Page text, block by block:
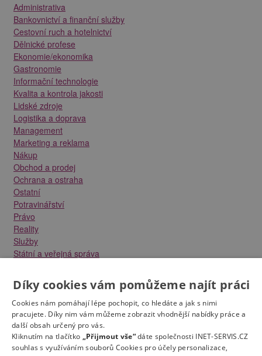
Administrativa
Bankovnictví a finanční služby
Cestovní ruch a hotelnictví
Dělnické profese
Ekonomie/ekonomika
Gastronomie
Informační technologie
Kvalita a kontrola jakosti
Lidské zdroje
Logistika a doprava
Management
Marketing a reklama
Nákup
Obchod a prodej
Ochrana a ostraha
Ostatní
Potravinářství
Právo
Reality
Služby
Státní a veřejná správa
Strojírenství
Technika a elektrotechnika
Tvůrčí práce a design
Výroba
Vzdělávání a školství
Zdravotnictví
Zemědělství, lesnictví a vodní hospodářství
Díky cookies vám pomůžeme najít práci
Cookies nám pomáhají lépe pochopit, co hledáte a jak s nimi
pracujete. Díky nim vám můžeme zobrazit vhodnější nabídky práce a
další obsah určený pro vás.
Kliknutím na tlačítko „Přijmout vše“dáte společnosti INET-SERVIS.CZ
souhlas s využíváním souborů Cookies pro účely personalizace,